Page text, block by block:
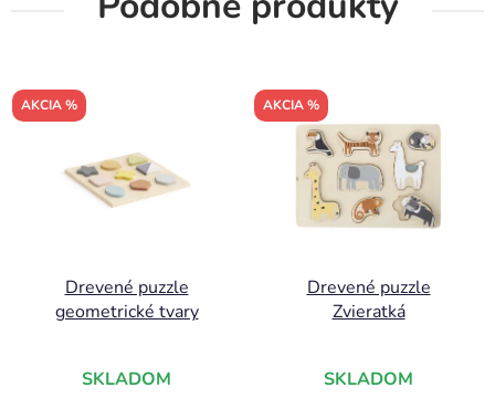
AKCIA %
Drevené puzzle
geometrické tvary
SKLADOM
AKCIA %
Drevené puzzle
Zvieratká
SKLADOM